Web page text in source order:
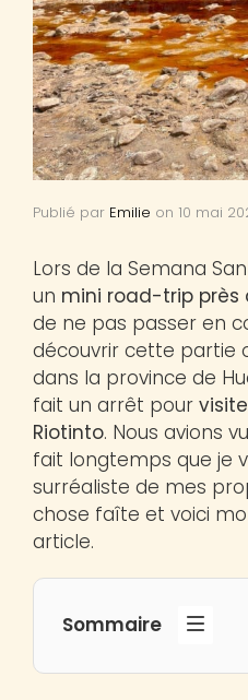
Publié par Emilie on 10 mai
Lors de la Semana
un mini road-trip près
de ne pas passer en
découvrir cette partie
dans la province de
fait un arrêt pour
Riotinto. Nous avions
fait longtemps que je
surréaliste de mes
chose faîte et voici
article.
Sommaire